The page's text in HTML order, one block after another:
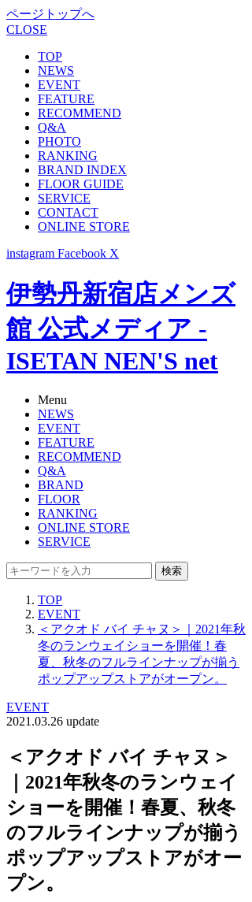
ページトップへ
CLOSE
TOP
NEWS
EVENT
FEATURE
RECOMMEND
Q&A
PHOTO
RANKING
BRAND INDEX
FLOOR GUIDE
SERVICE
CONTACT
ONLINE STORE
instagram Facebook X
伊勢丹新宿店メンズ
館 公式メディア -
ISETAN NEN'S net
Menu
NEWS
EVENT
FEATURE
RECOMMEND
Q&A
BRAND
FLOOR
RANKING
ONLINE STORE
SERVICE
検索
TOP
EVENT
＜アクオド バイ チャヌ＞｜2021年秋
冬のランウェイショーを開催！春
夏、秋冬のフルラインナップが揃う
ポップアップストアがオープン。
EVENT
2021.03.26 update
＜アクオド バイ チャヌ＞
｜2021年秋冬のランウェイ
ショーを開催！春夏、秋冬
のフルラインナップが揃う
ポップアップストアがオー
プン。